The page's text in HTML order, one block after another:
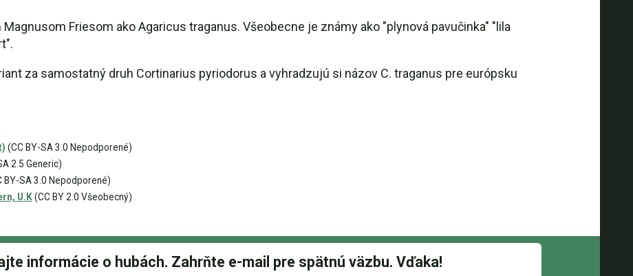
Friesom ako Agaricus traganus. Všeobecne je známy ako "plynová pavučinka" "lila
za samostatný druh Cortinarius pyriodorus a vyhradzujú si názov C. traganus pre európsku
(CC BY-SA 3.0 Nepodporené)
2.5 Generic)
BY-SA 3.0 Nepodporené)
U.K(CC BY 2.0 Všeobecný)